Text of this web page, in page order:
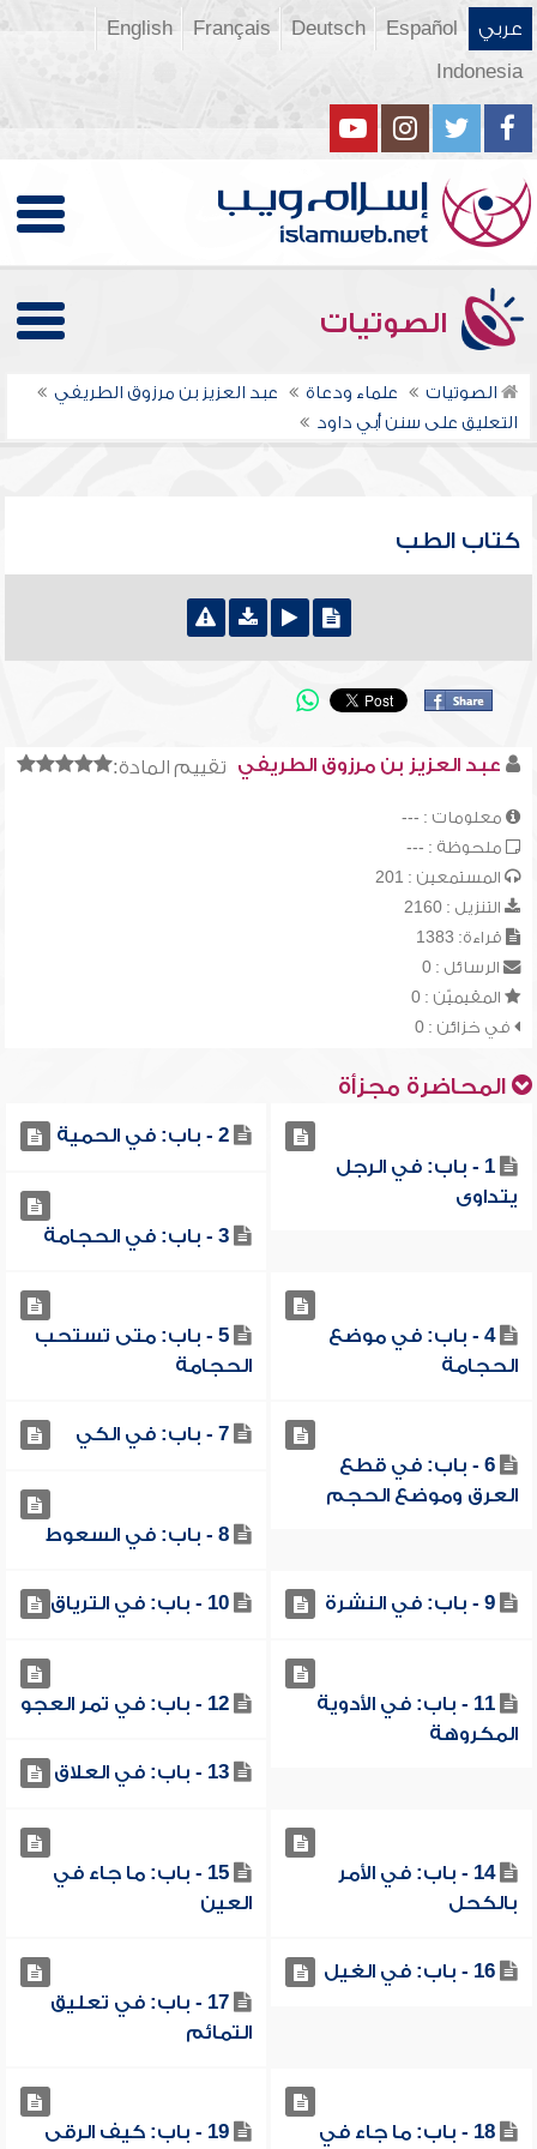
عربي Español
Deutsch
Français
English
Indonesia
الصوتيات
الصوتيات علماء ودعاة
عبد العزيز بن مرزوق الطريفي
التعليق على سنن أبي داود
كتاب الطب
تقييم المادة: عبد العزيز بن مرزوق الطريفي
معلومات : ---
ملحوظة : ---
المستمعين : 201
التنزيل : 2160
قراءة: 1383
الرسائل : 0
المقيميّن : 0
في خزائن : 0
المحاضرة مجزأة
1 - باب: في الرجل
يتداوى
2 - باب: في الحمية
3 - باب: في الحجامة
4 - باب: في موضع
الحجامة
5 - باب: متى تستحب
الحجامة
6 - باب: في قطع
العرق وموضع الحجم
7 - باب: في الكي
8 - باب: في السعوط
9 - باب: في النشرة 10 - باب: في الترياق
11 - باب: في الأدوية
المكروهة
12 - باب: في تمر العجو
13 - باب: في العلاق
14 - باب: في الأمر
بالكحل
15 - باب: ما جاء في
العين
16 - باب: في الغيل
17 - باب: في تعليق
التمائم
18 - باب: ما جاء في 19 - باب: كيف الرقى